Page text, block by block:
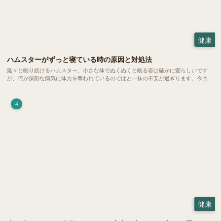
健康
ハムスターがずっと寝ている時の原因と対処法
延々と眠り続けるハムスター。小さな体でぬくぬくと眠る姿は確かに愛らしいです
が、何か深刻な病気に体力を奪われているのではと一抹の不安が過ぎります。今回
4
健康